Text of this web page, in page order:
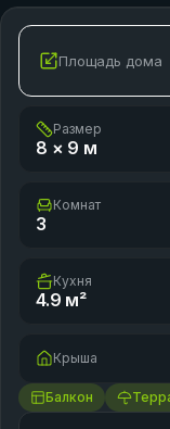
Площадь дома
Размер
8 × 9 м
Комнат
3
Кухня
4.9 м²
Крыша
Балкон